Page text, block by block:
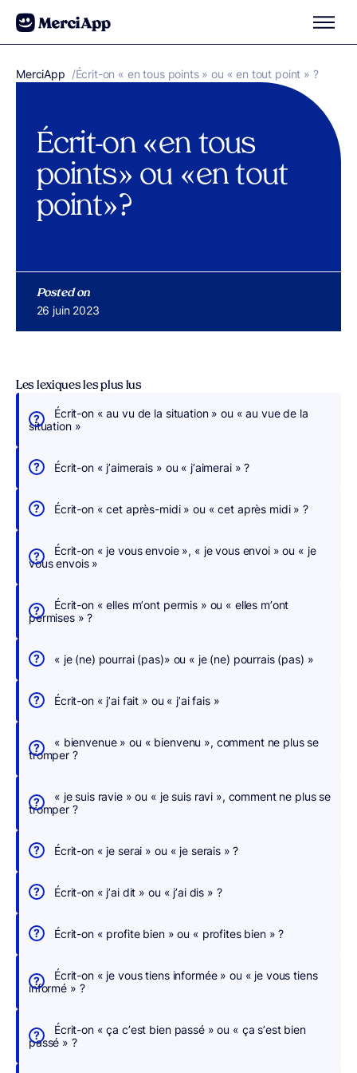
Aller au contenu
MerciApp correcteur orthographe
/Écrit-on « en tous points » ou « en tout point » ?
Écrit-on « en tous
points » ou « en tout
point » ?
Posted on
Publié le
26 juin 2023
É
r
i
v
e
s
s
h
r
h
e
,
n
u
c
r
i
g
o
Les lexiques les plus lus
Écrit-on « au vu de la situation » ou « au vue de la
situation »
Écrit-on « j’aimerais » ou « j’aimerai » ?
Écrit-on « cet après-midi » ou « cet après midi » ?
Écrit-on « je vous envoie », « je vous envoi » ou « je
vous envois »
Écrit-on « elles m’ont permis » ou « elles m’ont
permises » ?
« je (ne) pourrai (pas)» ou « je (ne) pourrais (pas) »
Écrit-on « j’ai fait » ou « j’ai fais »
« bienvenue » ou « bienvenu », comment ne plus se
tromper ?
« je suis ravie » ou « je suis ravi », comment ne plus se
tromper ?
Écrit-on « je serai » ou « je serais » ?
Écrit-on « j’ai dit » ou « j’ai dis » ?
Écrit-on « profite bien » ou « profites bien » ?
Écrit-on « je vous tiens informée » ou « je vous tiens
informé » ?
Écrit-on « ça c’est bien passé » ou « ça s’est bien
passé » ?